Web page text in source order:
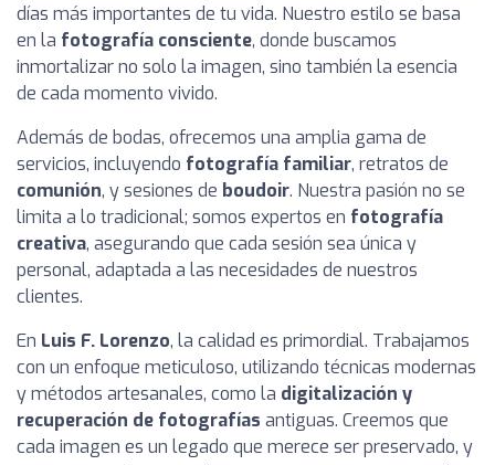
días más importantes de tu vida. Nuestro estilo se basa
en la fotografía consciente, donde buscamos
inmortalizar no solo la imagen, sino también la esencia
de cada momento vivido.
Además de bodas, ofrecemos una amplia gama de
servicios, incluyendo fotografía familiar, retratos de
comunión, y sesiones de boudoir. Nuestra pasión no se
limita a lo tradicional; somos expertos en fotografía
creativa, asegurando que cada sesión sea única y
personal, adaptada a las necesidades de nuestros
clientes.
En Luis F. Lorenzo, la calidad es primordial. Trabajamos
con un enfoque meticuloso, utilizando técnicas modernas
y métodos artesanales, como la digitalización y
recuperación de fotografías antiguas. Creemos que
cada imagen es un legado que merece ser preservado, y